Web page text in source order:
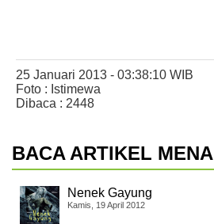
25 Januari 2013 - 03:38:10 WIB
Foto : Istimewa
Dibaca : 2448
BACA ARTIKEL
Nenek Gayung
Kamis, 19 April 2012